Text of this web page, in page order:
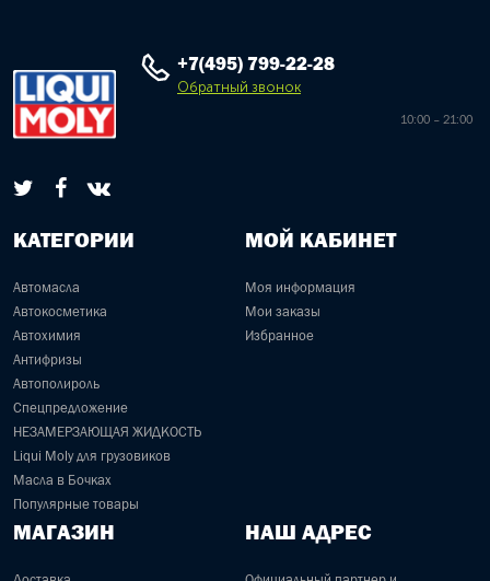
+7(495) 799-22-28
Обратный звонок
10:00 – 21:00
КАТЕГОРИИ
Автомасла
Автокосметика
Автохимия
Антифризы
Автополироль
Спецпредложение
НЕЗАМЕРЗАЮЩАЯ ЖИДКОСТЬ
Liqui Moly для грузовиков
Масла в Бочках
Популярные товары
МОЙ КАБИНЕТ
Моя информация
Мои заказы
Избранное
МАГАЗИН НАШ АДРЕС